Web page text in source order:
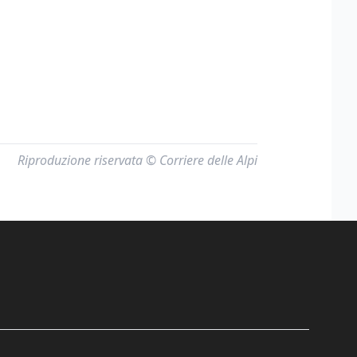
Riproduzione riservata © Corriere delle Alpi